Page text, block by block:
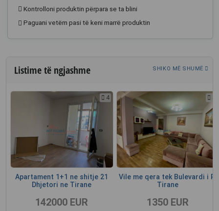
Kontrolloni produktin përpara se ta blini
Paguani vetëm pasi të keni marrë produktin
Listime të ngjashme SHIKO MË SHUMË
4
Apartament 1+1 ne shitje 21
Dhjetori ne Tirane
142000 EUR
Vile me qera tek Bulevardi i Ri
Tirane
1350 EUR